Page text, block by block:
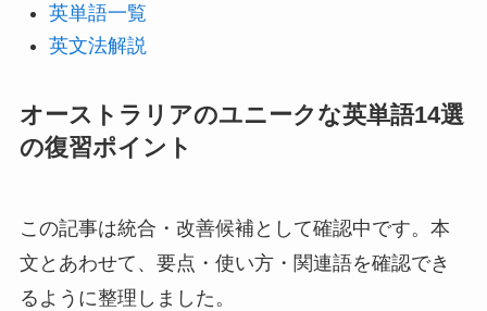
英単語一覧
英文法解説
オーストラリアのユニークな英単語14選
の復習ポイント
この記事は統合・改善候補として確認中です。本
文とあわせて、要点・使い方・関連語を確認でき
るように整理しました。